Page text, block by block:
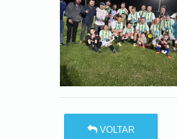
VOLTAR